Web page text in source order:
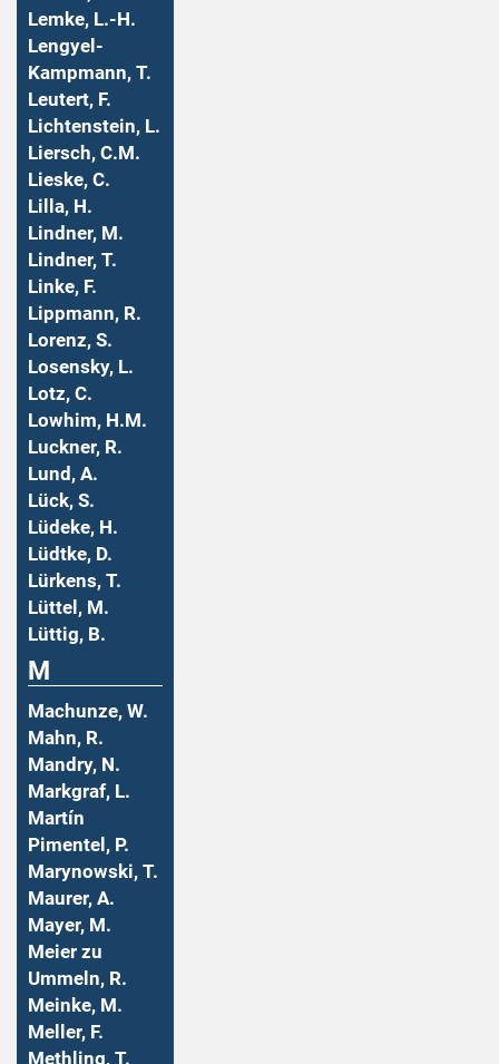
Lemke, L.-H.
Lengyel-
Kampmann, T.
Leutert, F.
Lichtenstein, L.
Liersch, C.M.
Lieske, C.
Lilla, H.
Lindner, M.
Lindner, T.
Linke, F.
Lippmann, R.
Lorenz, S.
Losensky, L.
Lotz, C.
Lowhim, H.M.
Luckner, R.
Lund, A.
Lück, S.
Lüdeke, H.
Lüdtke, D.
Lürkens, T.
Lüttel, M.
Lüttig, B.
M
Machunze, W.
Mahn, R.
Mandry, N.
Markgraf, L.
Martín
Pimentel, P.
Marynowski, T.
Maurer, A.
Mayer, M.
Meier zu
Ummeln, R.
Meinke, M.
Meller, F.
Methling, T.